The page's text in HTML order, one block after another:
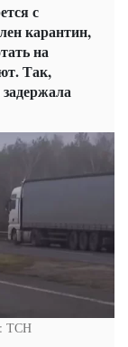
с
карантин,
на
Так,
ТСН